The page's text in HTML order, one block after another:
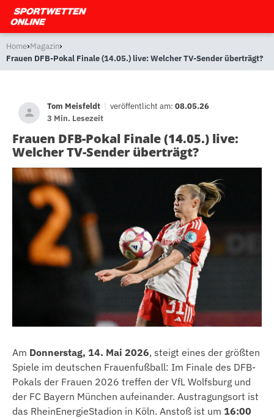
Home›Magazin›
Frauen DFB-Pokal Finale (14.05.) live: Welcher TV-Sender überträgt?
Tom Meisfeldt | veröffentlicht am: 08.05.26
3 Min. Lesezeit
Frauen DFB-Pokal Finale (14.05.) live:
Welcher TV-Sender überträgt?
Am Donnerstag, 14. Mai 2026, steigt eines der größten
Spiele im deutschen Frauenfußball: Im Finale des DFB-
Pokals der Frauen 2026 treffen der VfL Wolfsburg und
der FC Bayern München aufeinander. Austragungsort ist
das RheinEnergieStadion in Köln. Anstoß ist um 16:00